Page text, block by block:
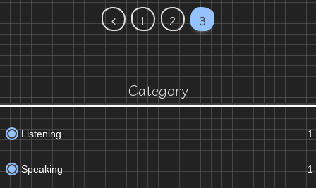
前
へ
1 2 3
Category
Listening 1
Speaking 1